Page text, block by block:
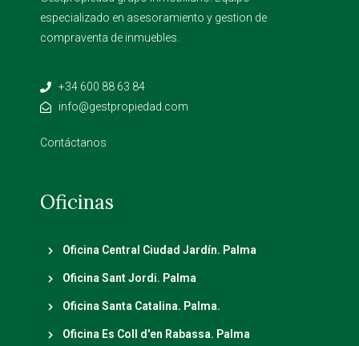
especializado en asesoramiento y gestion de
compraventa de inmuebles.
+34 600 88 63 84
info@gestpropiedad.com
Contáctanos
Oficinas
Oficina Central Ciudad Jardín. Palma
Oficina Sant Jordi. Palma
Oficina Santa Catalina. Palma.
Oficina Es Coll d'en Rabassa. Palma